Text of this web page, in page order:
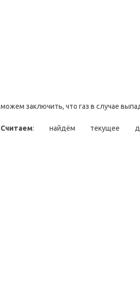
можем заключить, что газ в случае
Считаем: найдём текущее